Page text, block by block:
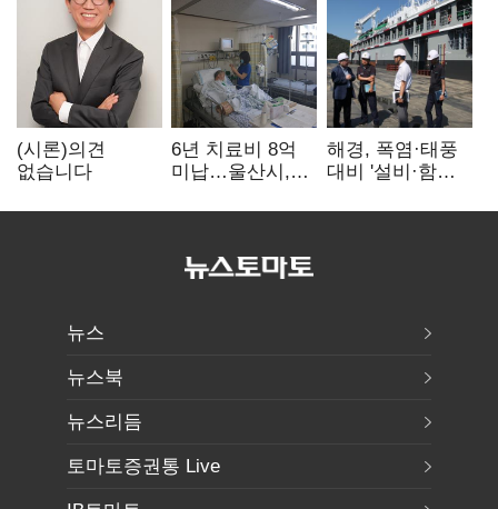
(시론)의견
없습니다
6년 치료비 8억
미납…울산시,
대응 매뉴얼
해경, 폭염·태풍
대비 '설비·함정'
뉴스
뉴스북
뉴스리듬
토마토증권통 Live